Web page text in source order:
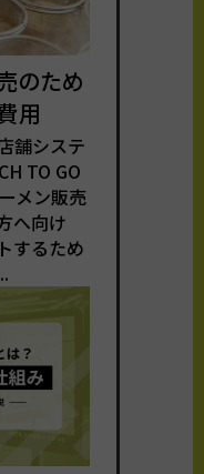
のため
用
舗システ
TO GO
メン販売
へ向け
するため